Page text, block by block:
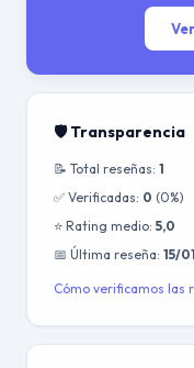
🛡️ Transparencia
📝 Total reseñas: 1
✅ Verificadas: 0 (0%)
⭐ Rating medio: 5,0
📅 Última reseña: 15/
Cómo verificamos las